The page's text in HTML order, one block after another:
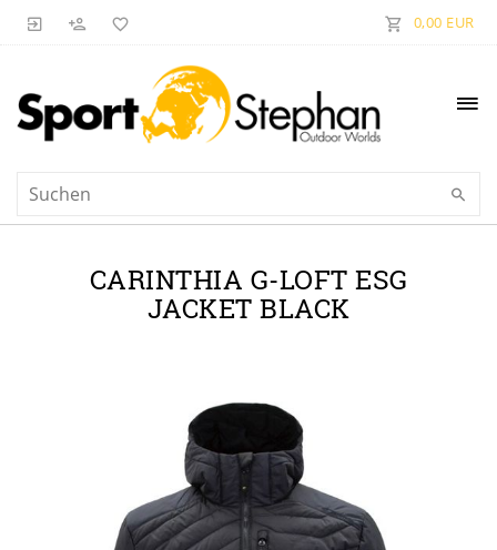
0,00 EUR
CARINTHIA G-LOFT ESG
JACKET BLACK